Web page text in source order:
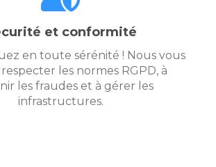
et conformité
en toute sérénité ! Nous vous
respecter les normes RGPD, à
les fraudes et à gérer les
infrastructures.